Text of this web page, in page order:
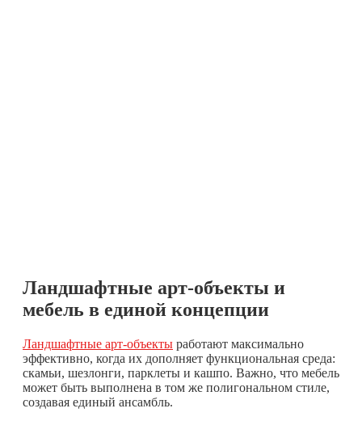
Ландшафтные арт-объекты и
мебель в единой концепции
Ландшафтные арт-объекты работают максимально
эффективно, когда их дополняет функциональная среда:
скамьи, шезлонги, парклеты и кашпо. Важно, что мебель
может быть выполнена в том же полигональном стиле,
создавая единый ансамбль.